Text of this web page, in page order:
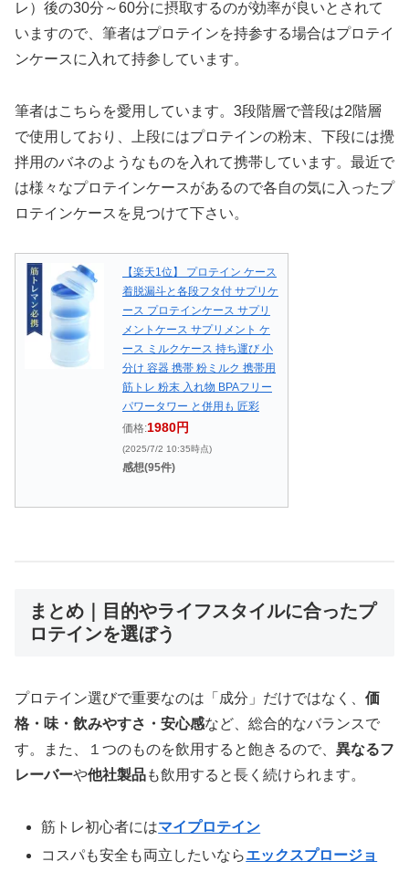
レ）後の30分～60分に摂取するのが効率が良いとされて
いますので、筆者はプロテインを持参する場合はプロテイ
ンケースに入れて持参しています。
筆者はこちらを愛用しています。3段階層で普段は2階層
で使用しており、上段にはプロテインの粉末、下段には攪
拌用のバネのようなものを入れて携帯しています。最近で
は様々なプロテインケースがあるので各自の気に入ったプ
ロテインケースを見つけて下さい。
【楽天1位】 プロテイン ケース
着脱漏斗と各段フタ付 サプリケ
ース プロテインケース サプリ
メントケース サプリメント ケ
ース ミルクケース 持ち運び 小
分け 容器 携帯 粉ミルク 携帯用
筋トレ 粉末 入れ物 BPAフリー
パワータワー と併用も 匠彩
価格:1980円
(2025/7/2 10:35時点)
感想(95件)
まとめ｜目的やライフスタイルに合ったプ
ロテインを選ぼう
プロテイン選びで重要なのは「成分」だけではなく、 価
格・味・飲みやすさ・安心感など、総合的なバランスで
す。また、１つのものを飲用すると飽きるので、 異なるフ
レーバーや他社製品も飲用すると長く続けられます。
筋トレ初心者にはマイプロテイン
コスパも安全も両立したいならエックスプロージョ